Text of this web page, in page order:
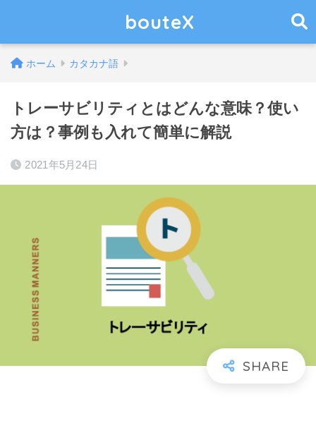
bouteX
ホーム カタカナ語
トレーサビリティとはどんな意味？使い
方は？事例も入れて簡単に解説
2021年5月24日